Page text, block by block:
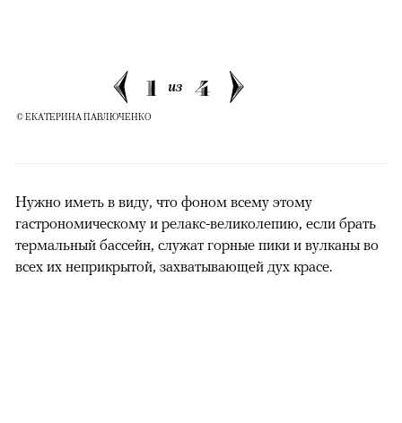
1 из 4
© ЕКАТЕРИНА ПАВЛЮЧЕНКО
Нужно иметь в виду, что фоном всему этому
гастрономическому и релакс-великолепию, если брать
термальный бассейн, служат горные пики и вулканы во
всех их неприкрытой, захватывающей дух красе.